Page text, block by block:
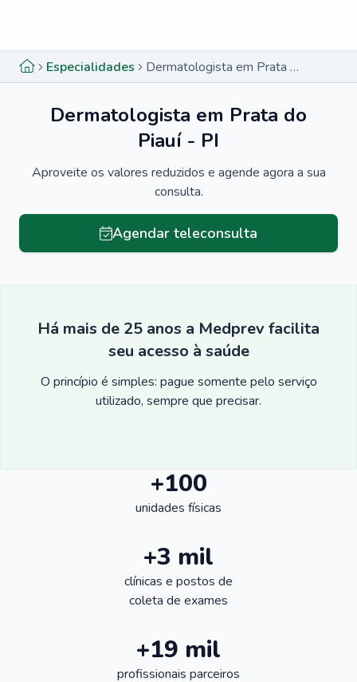
Especialidades Dermatologista em Prata do Piauí - PI
Dermatologista em Prata do
Piauí - PI
Aproveite os valores reduzidos e agende agora a sua
consulta.
Agendar teleconsulta
Há mais de 25 anos a Medprev facilita
seu acesso à saúde
O princípio é simples: pague somente pelo serviço
utilizado, sempre que precisar.
+100
unidades físicas
+3 mil
clínicas e postos de
coleta de exames
+19 mil
profissionais parceiros